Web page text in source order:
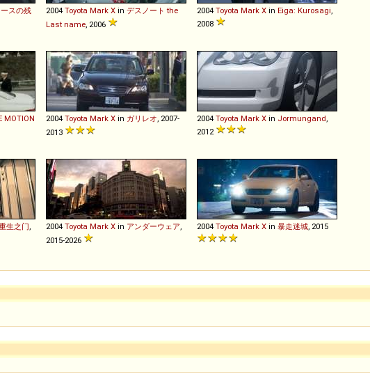
スの残
2004 Toyota Mark X in デスノート the
Last name , 2006
2004 Toyota Mark X in Eiga: Kurosagi
2008
MOTION
2004 Toyota Mark X in ガリレオ , 2007-
2013
2004 Toyota Mark X in Jormungand
2012
生之门 2004 Toyota Mark X in アンダーウェア
2015-2026
2004 Toyota Mark X in 暴走迷城 , 2015